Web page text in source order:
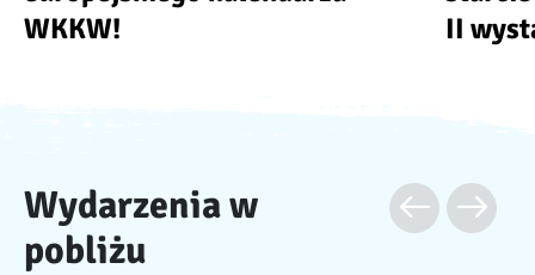
WKKW!
II
Wydarzenia w
pobliżu